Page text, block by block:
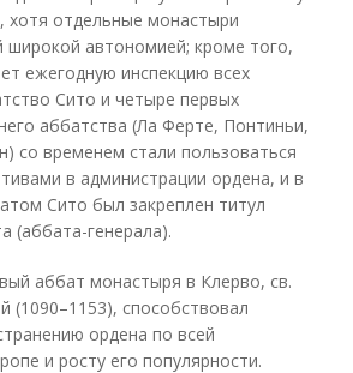
хотя отдельные монастыри
широкой автономией; кроме того,
ежегодную инспекцию всех
Сито и четыре первых
аббатства (Ла Ферте, Понтиньи,
со временем стали пользоваться
в администрации ордена, и в
Сито был закреплен титул
(аббата-генерала).
аббат монастыря в Клерво, св.
(1090–1153), способствовал
ордена по всей
и росту его популярности.